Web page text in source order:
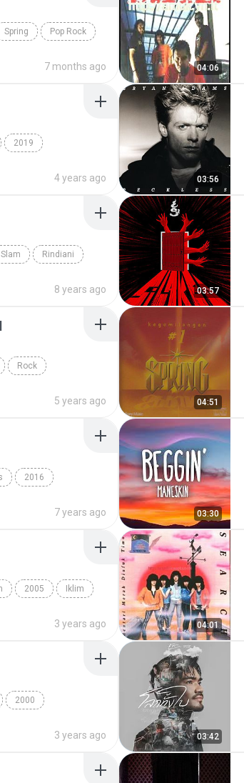
Spring Pop Rock
7 months ago 04:06
2019
4 years ago 03:56
Slam Rindiani
8 years ago 03:57
Rock
5 years ago 04:51
2016
7 years ago 03:30
2005 Iklim
3 years ago 04:01
2000
3 years ago 03:42